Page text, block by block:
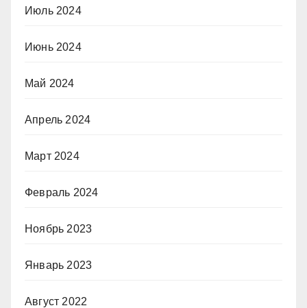
Июль 2024
Июнь 2024
Май 2024
Апрель 2024
Март 2024
Февраль 2024
Ноябрь 2023
Январь 2023
Август 2022